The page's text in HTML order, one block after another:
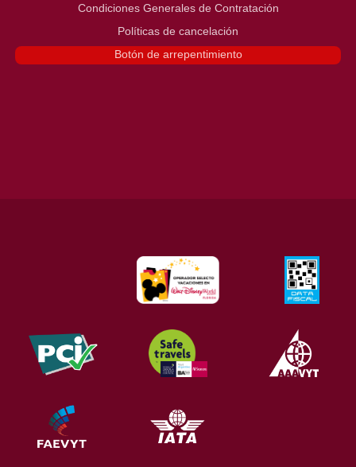
Condiciones Generales de Contratación
Políticas de cancelación
Botón de arrepentimiento